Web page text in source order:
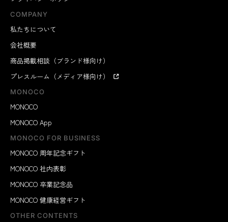
COMPANY
私たちについて
会社概要
商品掲載相談（ブランド様向け）
プレスルーム（メディア様向け）
MONOCO
MONOCO
MONOCO App
MONOCO FOR BUSINESS
MONOCO 周年記念ギフト
MONOCO 社内表彰
MONOCO 卒業記念品
MONOCO 健康経営ギフト
OTHER CONTENTS